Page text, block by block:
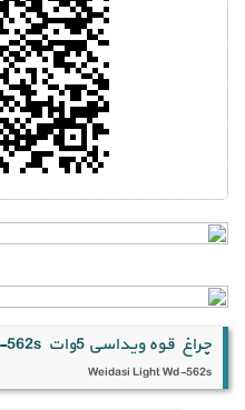
چراغ قوه ویداسی 5وات Wd-562s
Weidasi Light Wd-562s